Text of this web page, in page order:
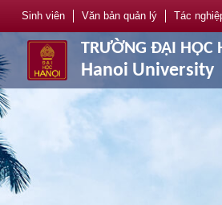
Sinh viên Văn bản quản lý Tác
TRƯỜNG ĐẠI HỌC
Hanoi University